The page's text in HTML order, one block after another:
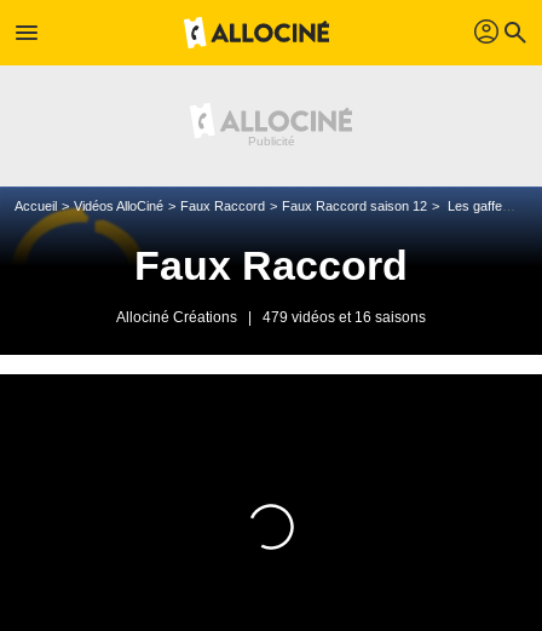
menu profil search
Accueil Vidéos AlloCiné Faux Raccord Faux Raccord saison 12 Les gaffes et erreurs d'Amélie Poulain
Faux Raccord
Allociné Créations 479 vidéos et 16 saisons